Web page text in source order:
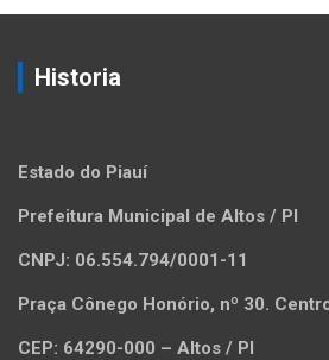
Historia
Estado do Piauí
Prefeitura Municipal de Altos / PI
CNPJ: 06.554.794/0001-11
Praça Cônego Honório, nº 30.
CEP: 64290-000 – Altos / PI